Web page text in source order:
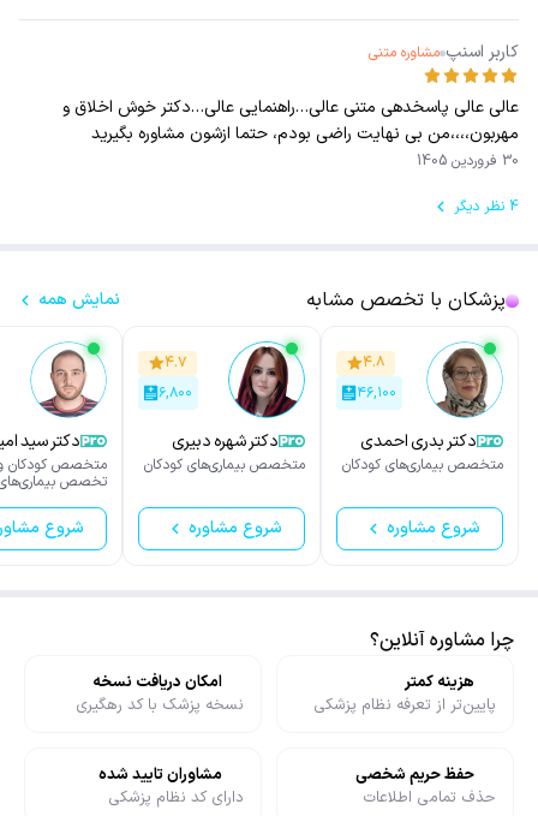
کاربر اسنپ مشاوره متنی
عالی عالی پاسخدهی متنی عالی…راهنمایی عالی…دکتر خوش اخلاق و
مهربون،،،،من بی نهایت راضی بودم، حتما ازشون مشاوره بگیرید
30 فروردین 1405
4 نظر دیگر
پزشکان با تخصص مشابه نمایش همه
۴.۸
۴۶,۱۰۰
دکتر بدری احمدی
متخصص بیماری‌های کودکان
شروع مشاوره
۴.۷
۶,۸۰۰
دکتر شهره دبیری
متخصص بیماری‌های کودکان
شروع مشاوره
دکتر سید
جزایری
متخصص کودکان
تخصص
کودکان)
شروع
چرا مشاوره آنلاین؟
هزینه کمتر
پایین‌تر از تعرفه نظام پزشکی
امکان دریافت نسخه
نسخه پزشک با کد رهگیری
حفظ حریم شخصی
حذف تمامی اطلاعات
مشاوران تایید شده
دارای کد نظام پزشکی